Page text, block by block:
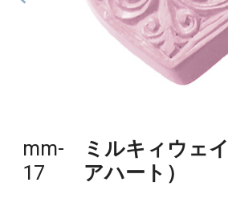
mm-
17
ミルキィウェ
アハート）